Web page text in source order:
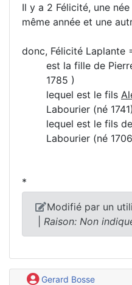
Il y a 2 Félicité, une
même année et une
donc, Félicité Laplante
est la fille de
1785 )
lequel est le fils
Labourier (né 1741)
lequel est le fils
Labourier (né
*
Modifié par un
Raison: Non
Gerard Bosse